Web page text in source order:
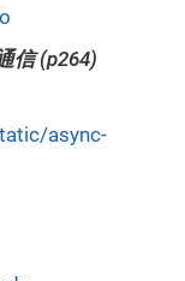
信 (p264)
async-